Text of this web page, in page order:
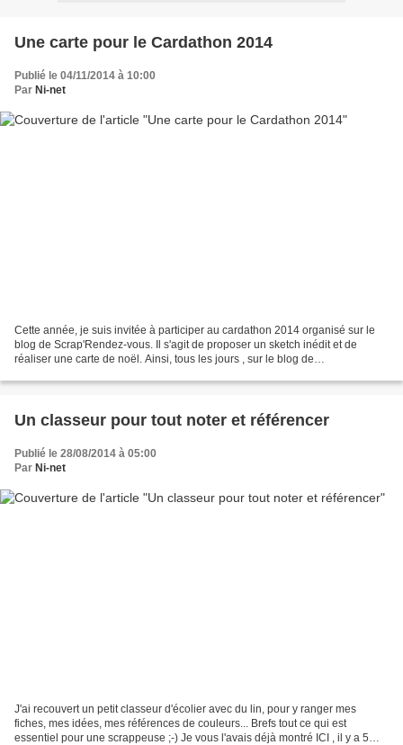
Une carte pour le Cardathon 2014
Publié le 04/11/2014 à 10:00
Par Ni-net
Cette année, je suis invitée à participer au cardathon 2014 organisé sur le
blog de Scrap'Rendez-vous. Il s'agit de proposer un sketch inédit et de
réaliser une carte de noël. Ainsi, tous les jours , sur le blog de
Un classeur pour tout noter et référencer
Publié le 28/08/2014 à 05:00
Par Ni-net
J'ai recouvert un petit classeur d'écolier avec du lin, pour y ranger mes
fiches, mes idées, mes références de couleurs... Brefs tout ce qui est
essentiel pour une scrappeuse ;-) Je vous l'avais déjà montré ICI , il y a 5